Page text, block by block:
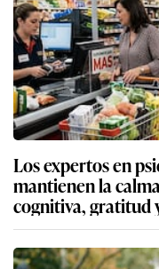
Los expertos en
mantienen la
cognitiva, gratitud